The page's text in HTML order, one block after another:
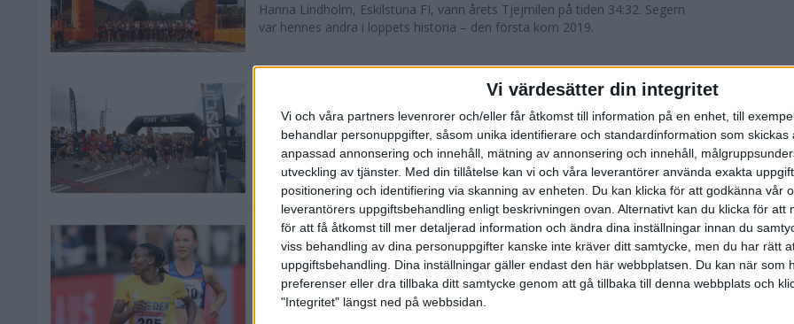
Vi värdesätter din integritet
Vi och våra partners levenrorer och/eller får åtkomst till information på en enhet, till
behandlar personuppgifter, såsom unika identifierare och standardinformation som skickas
anpassad annonsering och innehåll, mätning av annonsering och innehåll,
utveckling av tjänster. Med din tillåtelse kan vi och våra leverantörer använda exakta
positionering och identifiering via skanning av enheten. Du kan klicka för att godkänna vår
leverantörers uppgiftsbehandling enligt beskrivningen ovan. Alternativt kan du klicka för att
för att få åtkomst till mer detaljerad information och ändra dina inställningar innan du
viss behandling av dina personuppgifter kanske inte kräver ditt samtycke, men du har rätt
uppgiftsbehandling. Dina inställningar gäller endast den här webbplatsen. Du kan när som
preferenser eller dra tillbaka ditt samtycke genom att gå tillbaka till denna webbplats och
"Integritet" längst ned på webbsidan.
Hanna Lindholm, Eskilstuna FI, vann årets Tjejmilen på tiden 34:32. Segern
var hennes andra i loppets historia – den första kom 2019.
Snabbaste segertiden på 12 år i rekordstort adidas
Stockholm Halvmaraton
30 aug 2025
Ett slutsålt och rekordstort adidas Stockholm Halvmaraton avgjordes i
nästintill perfekt löparväder. 18 grader, mulet och väldigt lite vind. Totalt
var 19,866 löpare anmälda, varav 15,807 kom till sta...
Löparna viktiga när Sverige vann Finnkampen
26 aug 2025
Den hundrade upplagan av Finnkampen, världens äldsta och största
landskamp i friidrott, avgjordes inför fullsatta läktare på Stockholms